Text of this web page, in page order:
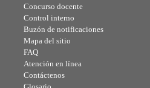
Concurso docente
Control interno
Buzón de notificaciones
Mapa del sitio
FAQ
Atención en línea
Contáctenos